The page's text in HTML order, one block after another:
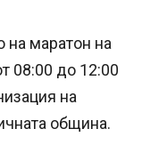
на маратон на
08:00 до 12:00
на
община.